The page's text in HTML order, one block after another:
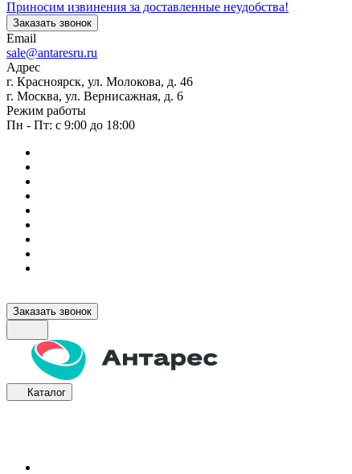
Приносим извинения за доставленные неудобства!
Заказать звонок
Email
sale@antaresru.ru
Адрес
г. Красноярск, ул. Молокова, д. 46
г. Москва, ул. Вернисажная, д. 6
Режим работы
Пн - Пт: с 9:00 до 18:00
Заказать звонок
Каталог